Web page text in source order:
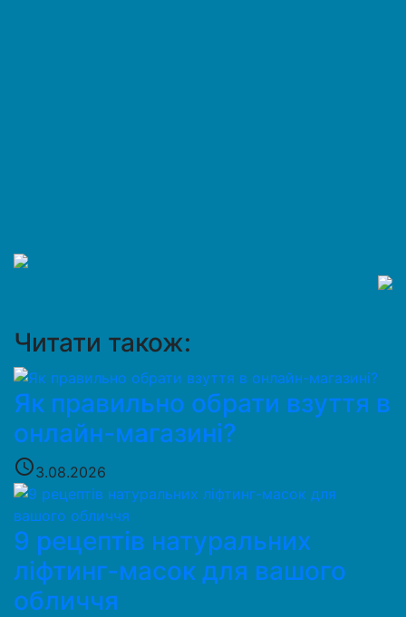
Читати також:
Як правильно обрати взуття в
онлайн-магазині?
access_time3.08.2026
9 рецептів натуральних
ліфтинг-масок для вашого
обличчя